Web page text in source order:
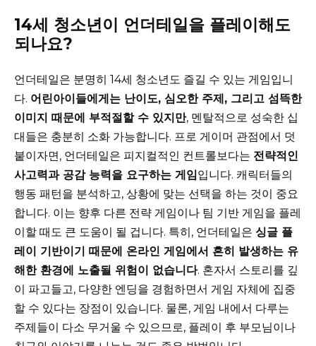
14세 청소년이 언더테일을 플레이해도
되나요?
언더테일은 분명히 14세 청소년도 즐길 수 있는 게임입니
다. 어린아이들에게는 난이도, 심오한 주제, 그리고 섬뜩한
이미지 때문에 부적절할 수 있지만, 멘탈적으로 성숙한 십
대들은 충분히 소화 가능합니다. 프로 게이머 관점에서 덧
붙이자면, 언더테일은 피지컬적인 컨트롤보다는 전략적인
사고력과 공감 능력을 요구하는 게임입니다. 캐릭터들의
행동 패턴을 분석하고, 상황에 맞는 선택을 하는 것이 중요
합니다. 이는 향후 다른 전략 게임이나 팀 기반 게임을 플레
이할 때도 큰 도움이 될 겁니다. 특히, 언더테일은 싱글 플
레이 기반이기 때문에 온라인 게임에서 흔히 발생하는 유
해한 환경에 노출될 위험이 없습니다. 혼자서 스토리를 깊
이 파고들고, 다양한 엔딩을 경험하면서 게임 자체에 집중
할 수 있다는 장점이 있습니다. 물론, 게임 내에서 다루는
주제들이 다소 무거울 수 있으므로, 플레이 후 부모님이나